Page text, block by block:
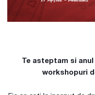
Te asteptam si
workshopuri